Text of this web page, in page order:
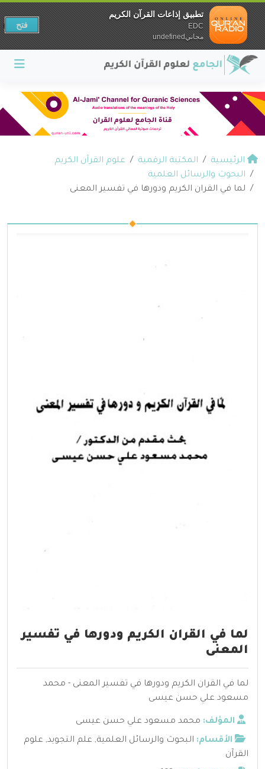
الرئيسية المكتبة الرقمية
علوم القرآن الكريم
البحوث والرسائل العلمية
لما في القران الكريم ودورها في تفسير المعنى
لما في القران الكريم ودورها في تفسير
المعنى
لما في القران الكريم ودورها في تفسير المعنى - محمد
مسعود علي حسن عيسى
المؤلف: محمد مسعود علي حسن عيسى
الأقسام: البحوث والرسائل العلمية, علم التجويد, علوم
القرآن
تطبيق إذاعات القرآن الكريم
EDC
مجانيundefined
فتح